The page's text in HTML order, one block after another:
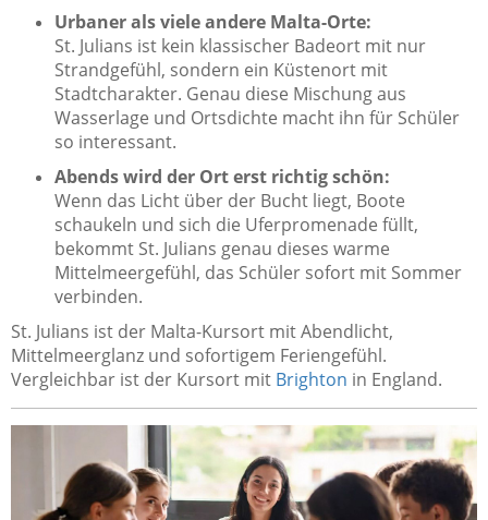
Urbaner als viele andere Malta-Orte:
St. Julians ist kein klassischer Badeort mit nur
Strandgefühl, sondern ein Küstenort mit
Stadtcharakter. Genau diese Mischung aus
Wasserlage und Ortsdichte macht ihn für Schüler
so interessant.
Abends wird der Ort erst richtig schön:
Wenn das Licht über der Bucht liegt, Boote
schaukeln und sich die Uferpromenade füllt,
bekommt St. Julians genau dieses warme
Mittelmeergefühl, das Schüler sofort mit Sommer
verbinden.
St. Julians ist der Malta-Kursort mit Abendlicht,
Mittelmeerglanz und sofortigem Feriengefühl.
Vergleichbar ist der Kursort mit Brighton in England.